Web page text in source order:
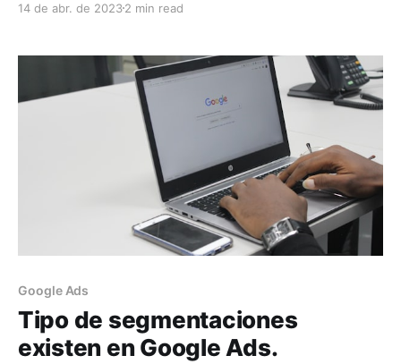
papas y todos que se involucran en la crianza. En
expertos en la materia, el Dr. Juan Domingo Porras,
14 de abr. de 20232 min read
Google Ads
Tipo de segmentaciones
existen en Google Ads.